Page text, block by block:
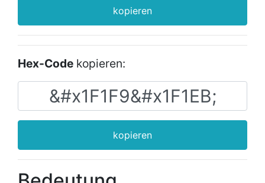
kopieren
Hex-Code kopieren:
kopieren